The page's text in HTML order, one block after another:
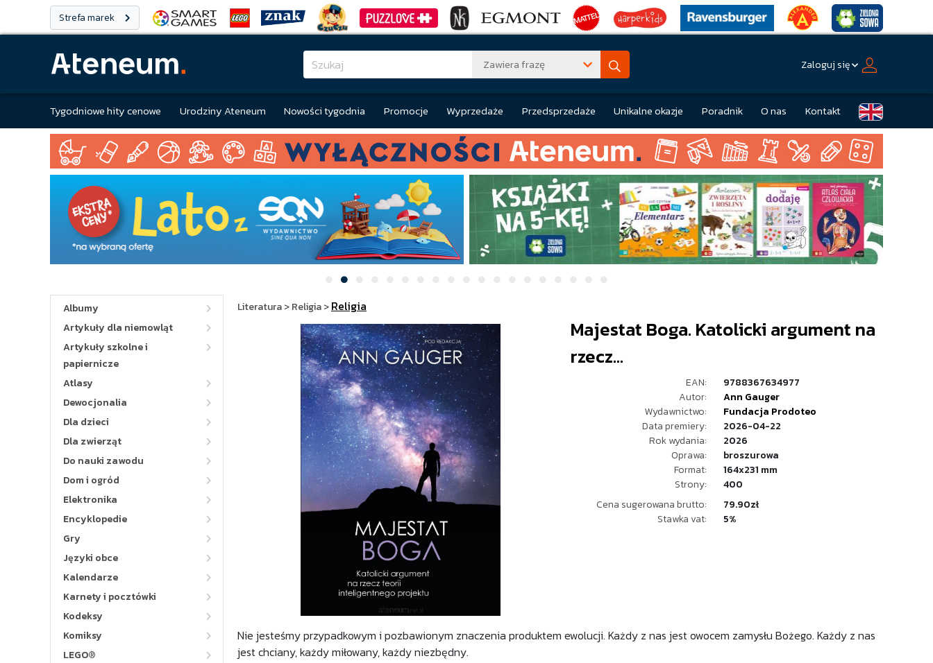
Strefa marek
Zawiera frazę Zaloguj się
Tygodniowe hity cenowe Urodziny Ateneum Nowości tygodnia Promocje Wyprzedaże Przedsprzedaże Unikalne okazje Poradnik O nas Kontakt
Albumy
Artykuły dla niemowląt
Artykuły szkolne i
papiernicze
Atlasy
Dewocjonalia
Dla dzieci
Dla zwierząt
Do nauki zawodu
Dom i ogród
Elektronika
Encyklopedie
Gry
Języki obce
Kalendarze
Karnety i pocztówki
Kodeksy
Komiksy
LEGO®
Literatura>Religia>Religia
Majestat Boga. Katolicki argument na
rzecz...
EAN:
9788367634977
Autor:
Ann Gauger
Wydawnictwo:
Fundacja Prodoteo
Data premiery:
2026-04-22
Rok wydania:
2026
Oprawa:
broszurowa
Format:
164x231 mm
Strony:
400
Cena sugerowana brutto:
79.90zł
Stawka vat:
5%
Nie jesteśmy przypadkowym i pozbawionym znaczenia produktem ewolucji. Każdy z nas jest owocem zamysłu Bożego. Każdy z nas
jest chciany, każdy miłowany, każdy niezbędny.